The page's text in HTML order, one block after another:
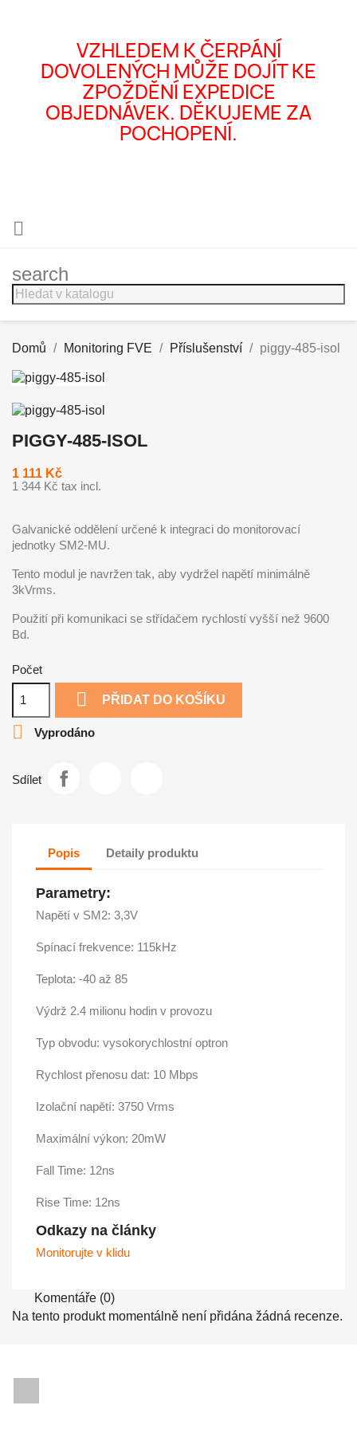
VZHLEDEM K ČERPÁNÍ
DOVOLENÝCH MŮŽE DOJÍT KE
ZPOŽDĚNÍ EXPEDICE
OBJEDNÁVEK. DĚKUJEME ZA
POCHOPENÍ.

search
Domů Monitoring FVE Příslušenství piggy-485-isol
PIGGY-485-ISOL
1 111 Kč
1 344 Kč tax incl.
Galvanické oddělení určené k integraci do monitorovací
jednotky SM2-MU.
Tento modul je navržen tak, aby vydržel napětí minimálně
3kVrms.
Použití při komunikaci se střídačem rychlostí vyšší než 9600
Bd.
Počet
 PŘIDAT DO KOŠÍKU
 Vyprodáno
Sdílet
Popis Detaily produktu
Parametry:
Napětí v SM2: 3,3V
Spínací frekvence: 115kHz
Teplota: -40 až 85
Výdrž 2.4 milionu hodin v provozu
Typ obvodu: vysokorychlostní optron
Rychlost přenosu dat: 10 Mbps
Izolační napětí: 3750 Vrms
Maximální výkon: 20mW
Fall Time: 12ns
Rise Time: 12ns
Odkazy na články
Monitorujte v klidu
Komentáře (0)
Na tento produkt momentálně není přidána žádná recenze.